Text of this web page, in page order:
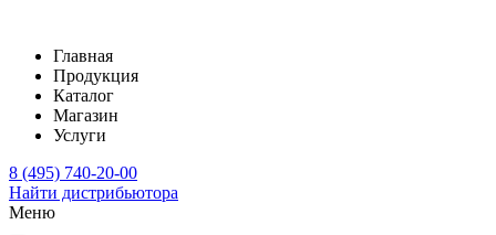
Главная
Продукция
Каталог
Магазин
Услуги
8 (495) 740-20-00
Найти дистрибьютора
Меню